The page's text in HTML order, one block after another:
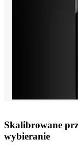
Skalibrowane
wybieranie